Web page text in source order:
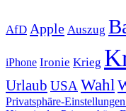
AfD Apple Auszug
iPhone Ironie Krieg
Urlaub USA Wahl
Privatsphäre-